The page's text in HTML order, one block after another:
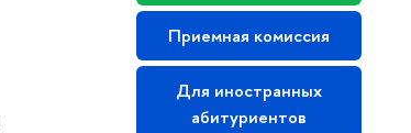
Приемная комиссия
Для иностранных
абитуриентов